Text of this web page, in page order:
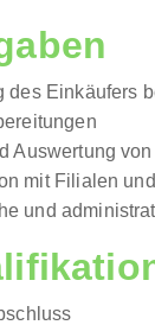
des Einkäufers
Auswertung
mit Filialen
und